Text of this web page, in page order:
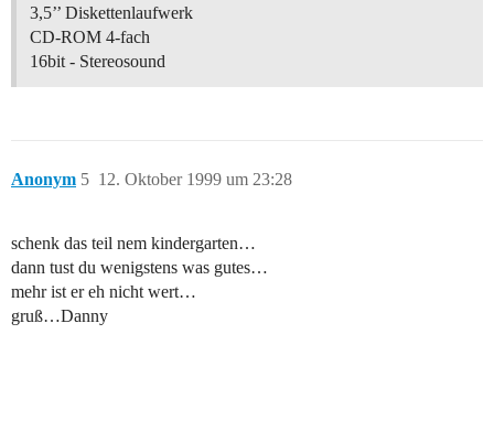
3,5’’ Diskettenlaufwerk
CD-ROM 4-fach
16bit - Stereosound
Anonym 12. Oktober 1999 um 23:28
5
schenk das teil nem kindergarten…
dann tust du wenigstens was gutes…
mehr ist er eh nicht wert…
gruß…Danny